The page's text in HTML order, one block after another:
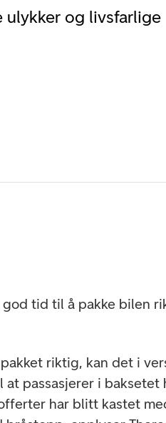
og livsfarlige
tid til å pakke bilen
riktig, kan det i
at passasjerer i baksetet
har blitt kastet